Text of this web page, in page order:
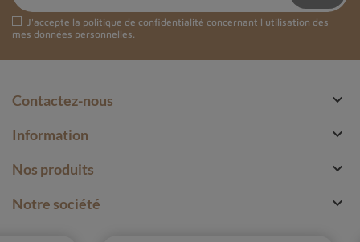
J'accepte la politique de confidentialité concernant l'utilisation des
mes données personnelles.
Contactez-nous 
Information 
Nos produits 
Notre société 